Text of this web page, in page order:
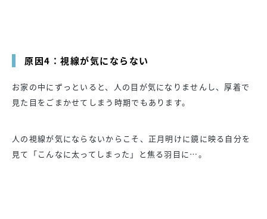
原因4：視線が気にならない
お家の中にずっといると、人の目が気になりませんし、厚着で
見た目をごまかせてしまう時期でもあります。
人の視線が気にならないからこそ、正月明けに鏡に映る自分を
見て「こんなに太ってしまった」と焦る羽目に…。